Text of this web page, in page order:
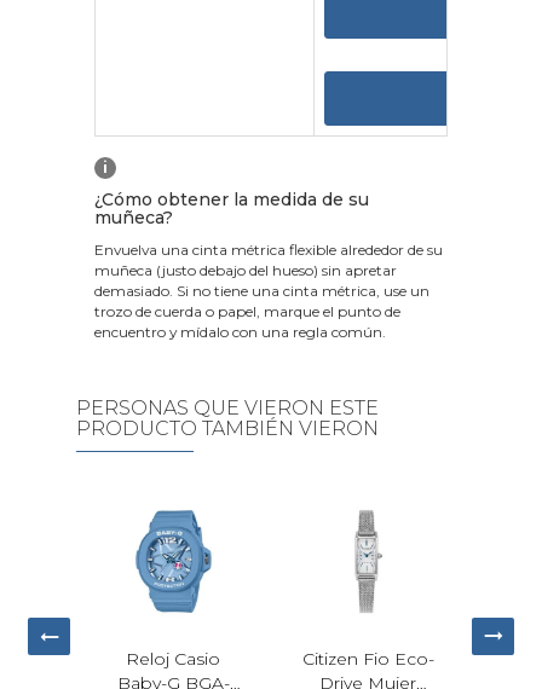
i
¿Cómo obtener la medida de su
muñeca?
Envuelva una cinta métrica flexible alrededor de su
muñeca (justo debajo del hueso) sin apretar
demasiado. Si no tiene una cinta métrica, use un
trozo de cuerda o papel, marque el punto de
encuentro y mídalo con una regla común.
PERSONAS QUE VIERON ESTE
PRODUCTO TAMBIÉN VIERON
Reloj Casio
Baby-G BGA-
Citizen Fio Eco-
Drive Mujer